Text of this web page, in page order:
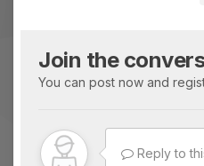
Join the
You can post now and
Reply to